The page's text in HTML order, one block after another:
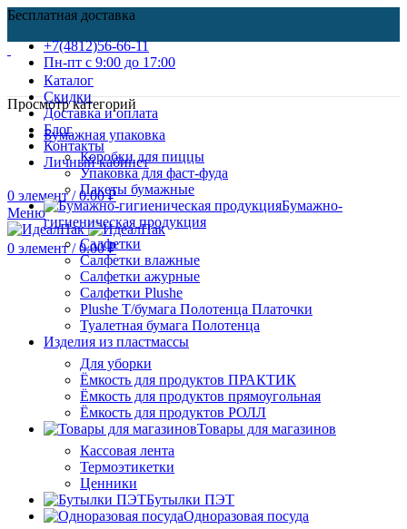
Бесплатная доставка
+7(4812)56-66-11
Пн-пт c 9:00 до 17:00
Каталог
Скидки
Доставка и оплата
Блог
Контакты
Личный кабинет
0 элемент / 0.00₽
Меню
0 элемент / 0.00₽
Просмотр категорий
Бумажная упаковка
Коробки для пиццы
Упаковка для фаст-фуда
Пакеты бумажные
Бумажно-
гигиеническая продукция
Салфетки
Салфетки влажные
Салфетки ажурные
Салфетки Plushe
Plushe Т/бумага Полотенца Платочки
Туалетная бумага Полотенца
Изделия из пластмассы
Для уборки
Ёмкость для продуктов ПРАКТИК
Ёмкость для продуктов прямоугольная
Ёмкость для продуктов РОЛЛ
Товары для магазинов
Кассовая лента
Термоэтикетки
Ценники
Бутылки ПЭТ
Одноразовая посуда